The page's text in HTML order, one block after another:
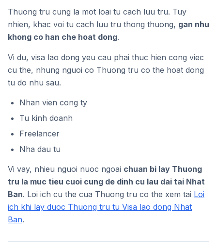
Thuong tru cung la mot loai tu cach luu tru. Tuy
nhien, khac voi tu cach luu tru thong thuong, gan nhu
khong co han che hoat dong.
Vi du, visa lao dong yeu cau phai thuc hien cong viec
cu the, nhung nguoi co Thuong tru co the hoat dong
tu do nhu sau.
Nhan vien cong ty
Tu kinh doanh
Freelancer
Nha dau tu
Vi vay, nhieu nguoi nuoc ngoai chuan bi lay Thuong
tru la muc tieu cuoi cung de dinh cu lau dai tai Nhat
Ban. Loi ich cu the cua Thuong tru co the xem tai Loi
ich khi lay duoc Thuong tru tu Visa lao dong Nhat
Ban.